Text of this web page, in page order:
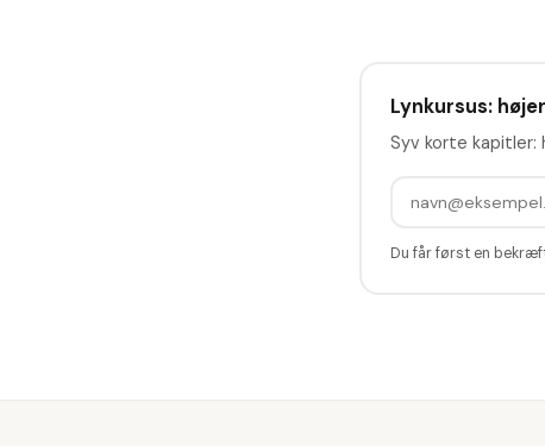
Lynkursus:
Syv korte kapitler:
Du får først en